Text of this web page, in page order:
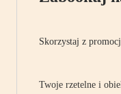
Skorzystaj z
Twoje rzetelne i